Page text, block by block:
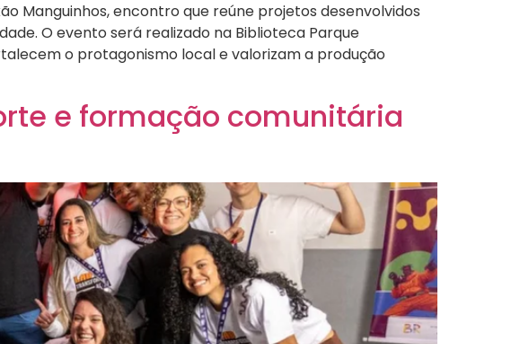
Manguinhos, encontro que reúne projetos desenvolvidos
O evento será realizado na Biblioteca Parque
o protagonismo local e valorizam a produção
e formação comunitária